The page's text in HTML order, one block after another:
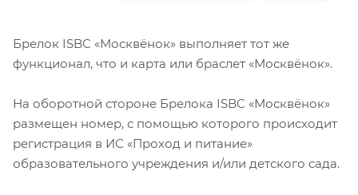
Брелок ISBC «Москвёнок» выполняет тот же
функционал, что и карта или браслет «Москвёнок».
На оборотной стороне Брелока ISBC «Москвёнок»
размещен номер, с помощью которого происходит
регистрация в ИС «Проход и питание»
образовательного учреждения и/или детского сада.